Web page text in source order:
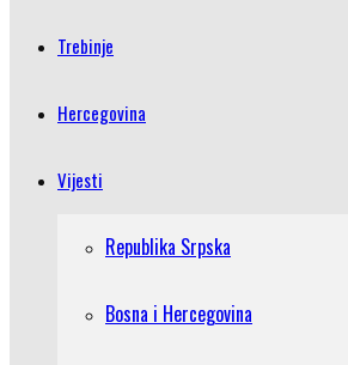
Trebinje
Hercegovina
Vijesti
Republika Srpska
Bosna i Hercegovina